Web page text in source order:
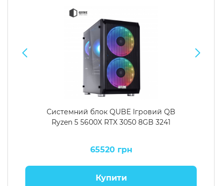
Системний блок QUBE Ігровий QB
Ryzen 5 5600X RTX 3050 8GB 3241
65520 грн
Купити